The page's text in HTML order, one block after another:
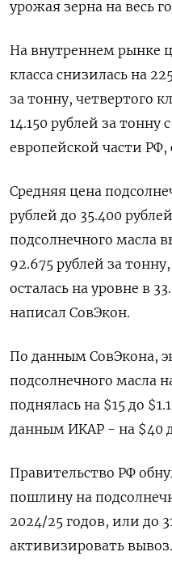
урожая зерна на весь
На внутреннем рынке
класса снизилась на
за тонну, четвертого
14.150 рублей за тонну
европейской части
Средняя цена
рублей до 35.400
подсолнечного масла
92.675 рублей за
осталась на уровне в
написал СовЭкон.
По данным СовЭкона,
подсолнечного масла
поднялась на $15 до
данным ИКАР - на $40
Правительство РФ
пошлину на
2024/25 годов, или до
активизировать вывоз.